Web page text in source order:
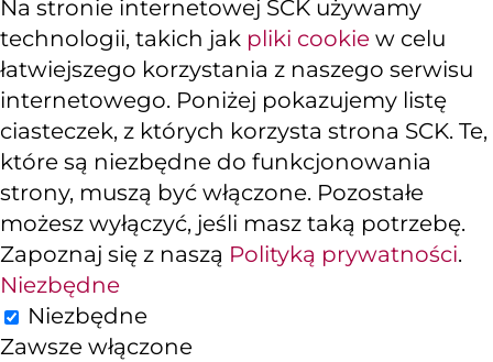
Na stronie internetowej SCK używamy
technologii, takich jak pliki cookie w celu
łatwiejszego korzystania z naszego serwisu
internetowego. Poniżej pokazujemy listę
ciasteczek, z których korzysta strona SCK. Te,
które są niezbędne do funkcjonowania
strony, muszą być włączone. Pozostałe
możesz wyłączyć, jeśli masz taką potrzebę.
Zapoznaj się z naszą Polityką prywatności.
Niezbędne
Niezbędne
Zawsze włączone